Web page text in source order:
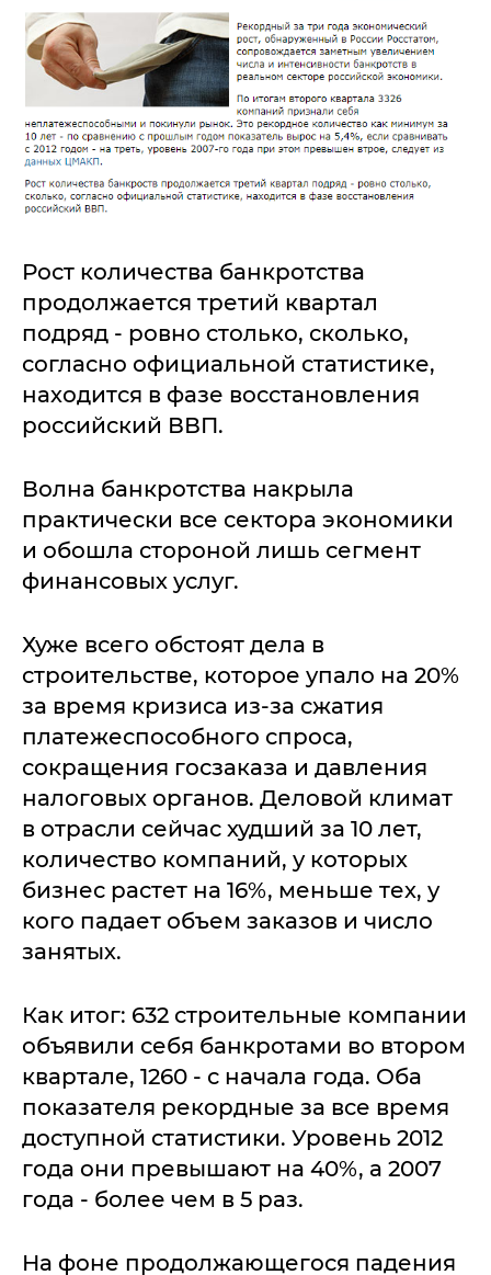
Рост количества банкротства
продолжается третий квартал
подряд - ровно столько, сколько,
согласно официальной статистике,
находится в фазе восстановления
российский ВВП.
Волна банкротства накрыла
практически все сектора экономики
и обошла стороной лишь сегмент
финансовых услуг.
Хуже всего обстоят дела в
строительстве, которое упало на 20%
за время кризиса из-за сжатия
платежеспособного спроса,
сокращения госзаказа и давления
налоговых органов. Деловой климат
в отрасли сейчас худший за 10 лет,
количество компаний, у которых
бизнес растет на 16%, меньше тех, у
кого падает объем заказов и число
занятых.
Как итог: 632 строительные компании
объявили себя банкротами во втором
квартале, 1260 - с начала года. Оба
показателя рекордные за все время
доступной статистики. Уровень 2012
года они превышают на 40%, а 2007
года - более чем в 5 раз.
На фоне продолжающегося падения